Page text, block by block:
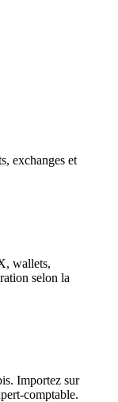
exchanges et
wallets,
selon la
Importez sur
comptable.